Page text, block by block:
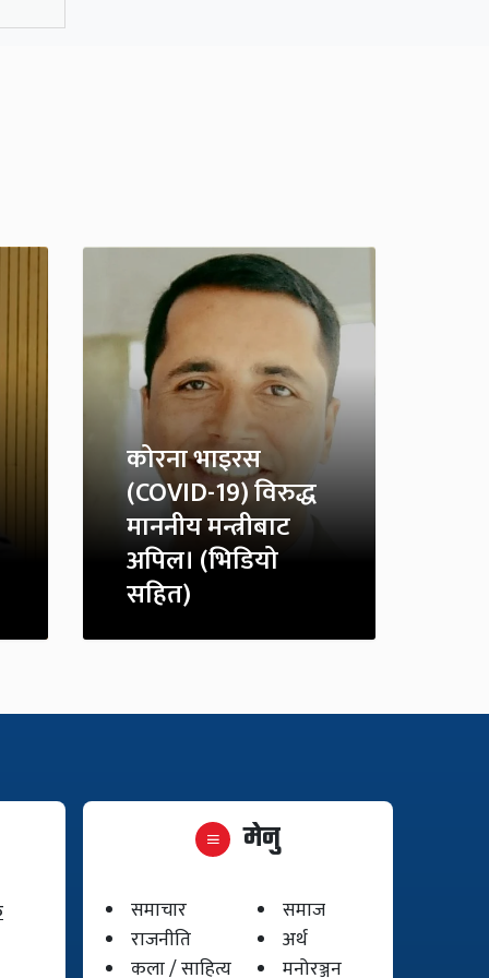
कोरना भाइरस
(COVID-19) विरुद्ध
माननीय मन्त्रीबाट
अपिल। (भिडियो
सहित)
मेनु
समाचार
समाज
राजनीति
अर्थ
कला / साहित्य
मनोरञ्जन